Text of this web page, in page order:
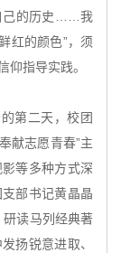
己的历史……我
红的颜色”，须
仰指导实践。
第二天，校团
献志愿青春”主
等多种方式深
部书记黄晶晶
研读马列经典著
扬锐意进取、